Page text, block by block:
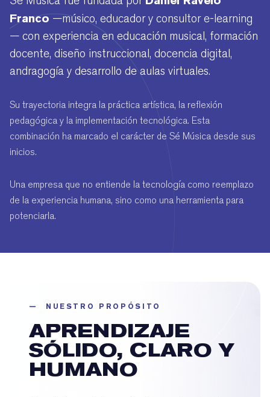
Franco—músico, educador y consultor e-learning
— con experiencia en educación musical, formación
docente, diseño instruccional, docencia digital,
andragogía y desarrollo de aulas virtuales.
Su trayectoria integra la práctica artística, la reflexión
pedagógica y la implementación tecnológica. Esta
combinación ha marcado el carácter de Sé Música desde sus
inicios.
Una empresa que no entiende la tecnología como reemplazo
de la experiencia humana, sino como una herramienta para
potenciarla.
— NUESTRO PROPÓSITO
APRENDIZAJE
SÓLIDO, CLARO Y
HUMANO